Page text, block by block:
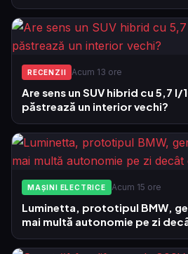
RECENZII Acum 13 ore
Are sens un SUV hibrid cu 5,7 l/
păstrează un interior vechi?
MAȘINI ELECTRICE Acum 15 ore
Luminetta, prototipul BMW,
mai multă autonomie pe zi